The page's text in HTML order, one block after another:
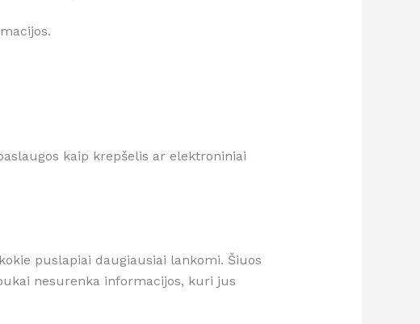
kaip krepšelis ar elektroniniai
puslapiai daugiausiai lankomi. Šiuos
nesurenka informacijos, kuri jus